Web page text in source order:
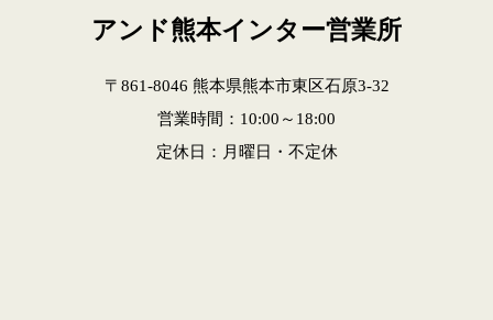
アンド熊本インター営業所
〒861-8046 熊本県熊本市東区石原3-32
営業時間：10:00～18:00
定休日：月曜日・不定休